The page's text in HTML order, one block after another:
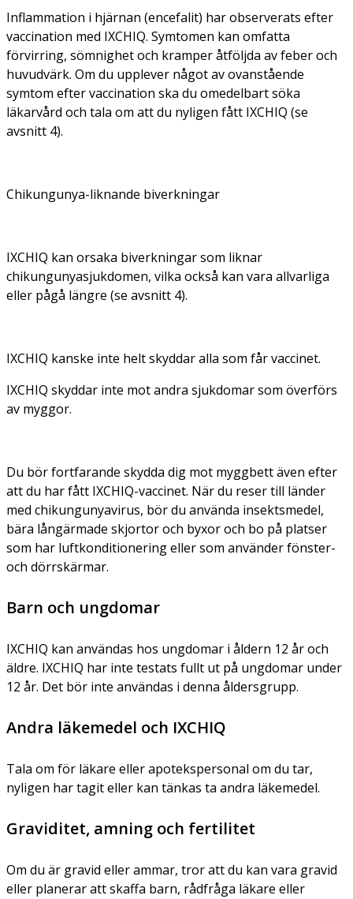
Inflammation i hjärnan (encefalit) har observerats efter
vaccination med IXCHIQ. Symtomen kan omfatta
förvirring, sömnighet och kramper åtföljda av feber och
huvudvärk. Om du upplever något av ovanstående
symtom efter vaccination ska du omedelbart söka
läkarvård och tala om att du nyligen fått IXCHIQ (se
avsnitt 4).
Chikungunya-liknande biverkningar
IXCHIQ kan orsaka biverkningar som liknar
chikungunyasjukdomen, vilka också kan vara allvarliga
eller pågå längre (se avsnitt 4).
IXCHIQ kanske inte helt skyddar alla som får vaccinet.
IXCHIQ skyddar inte mot andra sjukdomar som överförs
av myggor.
Du bör fortfarande skydda dig mot myggbett även efter
att du har fått IXCHIQ-vaccinet. När du reser till länder
med chikungunyavirus, bör du använda insektsmedel,
bära långärmade skjortor och byxor och bo på platser
som har luftkonditionering eller som använder fönster-
och dörrskärmar.
Barn och ungdomar
IXCHIQ kan användas hos ungdomar i åldern 12 år och
äldre. IXCHIQ har inte testats fullt ut på ungdomar under
12 år. Det bör inte användas i denna åldersgrupp.
Andra läkemedel och IXCHIQ
Tala om för läkare eller apotekspersonal om du tar,
nyligen har tagit eller kan tänkas ta andra läkemedel.
Graviditet, amning och fertilitet
Om du är gravid eller ammar, tror att du kan vara gravid
eller planerar att skaffa barn, rådfråga läkare eller